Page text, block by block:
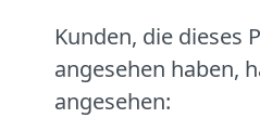
Kunden, die dieses
angesehen haben,
angesehen: